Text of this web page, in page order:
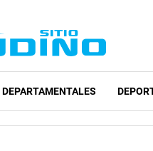
DEPARTAMENTALES